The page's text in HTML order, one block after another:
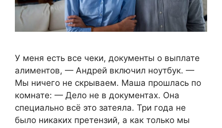
У меня есть все чеки, документы о выплате
алиментов, — Андрей включил ноутбук. —
Мы ничего не скрываем. Маша прошлась по
комнате: — Дело не в документах. Она
специально всё это затеяла. Три года не
было никаких претензий, а как только мы